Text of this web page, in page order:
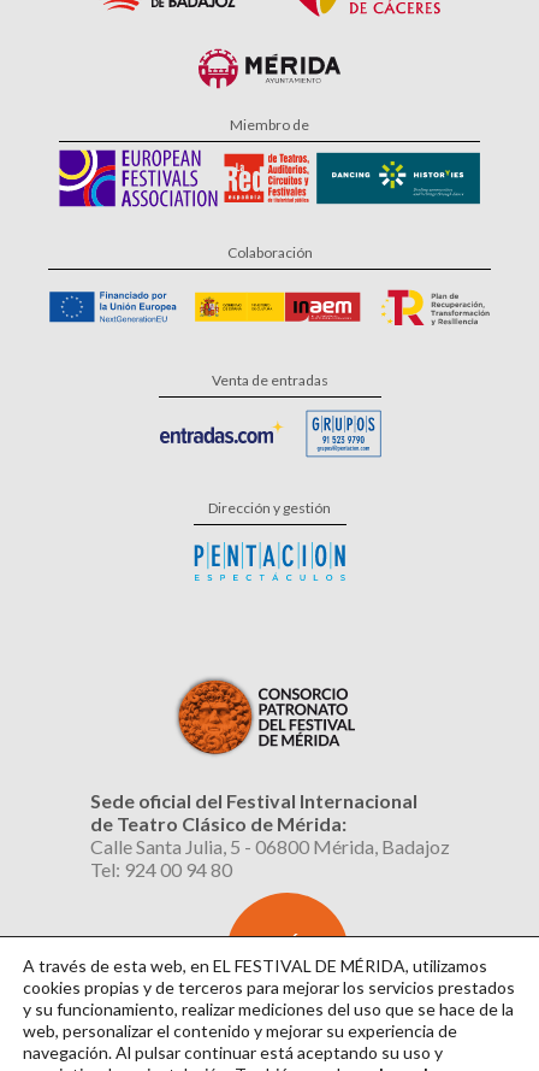
Miembro de
Colaboración
Venta de entradas
Dirección y gestión
Sede oficial del Festival Internacional
de Teatro Clásico de Mérida:
Calle Santa Julia, 5 - 06800 Mérida, Badajoz
Tel: 924 00 94 80
SUSCRÍBETE
AL BOLETÍN
A través de esta web, en EL FESTIVAL DE MÉRIDA, utilizamos
cookies propias y de terceros para mejorar los servicios prestados
y su funcionamiento, realizar mediciones del uso que se hace de la
web, personalizar el contenido y mejorar su experiencia de
navegación. Al pulsar continuarestá aceptando su uso y